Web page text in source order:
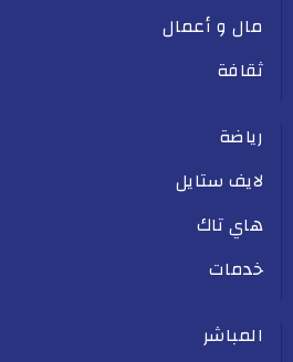
مال و أعمال
ثقافة
رياضة
لايف ستايل
هاي تاك
خدمات
المباشر